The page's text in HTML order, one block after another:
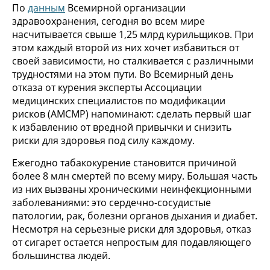
По данным Всемирной организации
здравоохранения, сегодня во всем мире
насчитывается свыше 1,25 млрд курильщиков. При
этом каждый второй из них хочет избавиться от
своей зависимости, но сталкивается с различными
трудностями на этом пути. Во Всемирный день
отказа от курения эксперты Ассоциации
медицинских специалистов по модификации
рисков (АМСМР) напоминают: сделать первый шаг
к избавлению от вредной привычки и снизить
риски для здоровья под силу каждому.
Ежегодно табакокурение становится причиной
более 8 млн смертей по всему миру. Большая часть
из них вызваны хроническими неинфекционными
заболеваниями: это сердечно-сосудистые
патологии, рак, болезни органов дыхания и диабет.
Несмотря на серьезные риски для здоровья, отказ
от сигарет остается непростым для подавляющего
большинства людей.